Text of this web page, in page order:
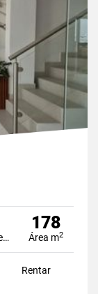
Estacionamiento
178
Área m2
Rentar